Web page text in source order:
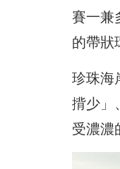
賽一兼
的帶狀
珍珠海
揹少」
受濃濃